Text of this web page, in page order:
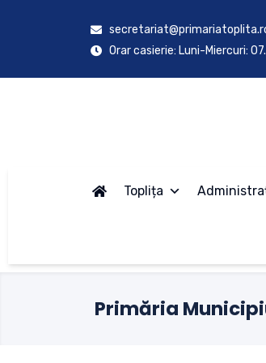
Orar casierie: Luni-Miercuri:
Toplița
Primăria